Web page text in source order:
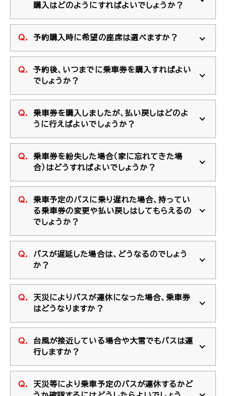
購入はどのようにすればよいでしょうか？
予約購入時に希望の座席は選べますか？
予約後、いつまでに乗車券を購入すればよい
でしょうか？
乗車券を購入しましたが、払い戻しはどのよ
うに行えばよいでしょうか？
乗車券を紛失した場合（家に忘れてきた場
合）はどうすればよいでしょうか？
乗車予定のバスに乗り遅れた場合、持ってい
る乗車券の変更や払い戻しはしてもらえるの
でしょうか？
バスが遅延した場合は、どうなるのでしょう
か？
天災によりバスが運休になった場合、乗車券
はどうなりますか？
台風が接近している場合や大雪でもバスは運
行しますか？
天災等により乗車予定のバスが運休するかど